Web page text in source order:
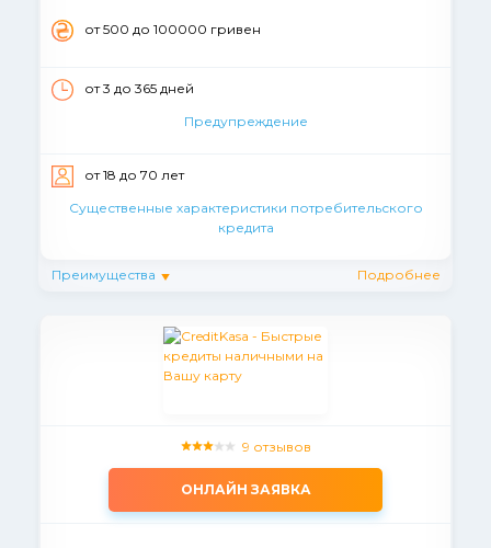
от 500 до 100000 гривен
от 3 до 365 дней
Предупреждение
от 18 до 70 лет
Существенные характеристики потребительского
кредита
Преимущества Подробнее
9 отзывов
ОНЛАЙН ЗАЯВКА